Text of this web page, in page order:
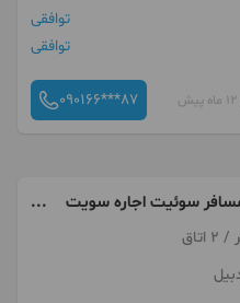
توافقی
توافقی
090166***87
سوئیت اجاره سویت
نزدیکی سوها